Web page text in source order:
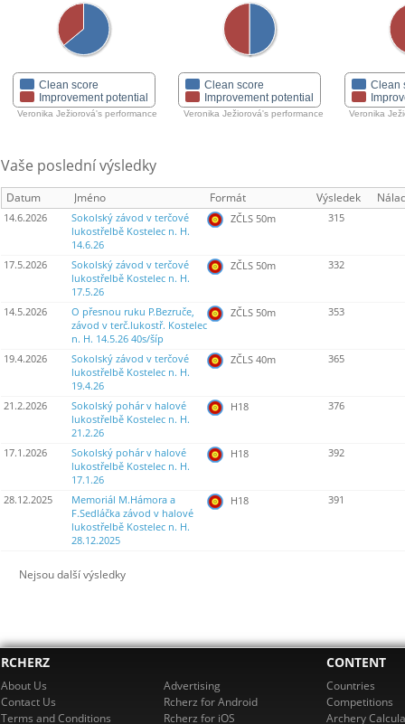
Clean score
Improvement potential
Veronika Ježiorová's performance
Clean score
Improvement potential
Veronika Ježiorová's performance
Clean
Veronika
Vaše poslední výsledky
Datum Jméno Formát Výsledek
14.6.2026
Sokolský závod v terčové
lukostřelbě Kostelec n. H.
14.6.26
ZČLS 50m 315
17.5.2026
Sokolský závod v terčové
lukostřelbě Kostelec n. H.
17.5.26
ZČLS 50m 332
14.5.2026
O přesnou ruku P.Bezruče,
závod v terč.lukostř. Kostelec
n. H. 14.5.26 40s/šíp
ZČLS 50m 353
19.4.2026
Sokolský závod v terčové
lukostřelbě Kostelec n. H.
19.4.26
ZČLS 40m 365
21.2.2026
Sokolský pohár v halové
lukostřelbě Kostelec n. H.
21.2.26
H18 376
17.1.2026
Sokolský pohár v halové
lukostřelbě Kostelec n. H.
17.1.26
H18 392
28.12.2025
Memoriál M.Hámora a
F.Sedláčka závod v halové
lukostřelbě Kostelec n. H.
28.12.2025
H18 391
Nejsou další výsledky
RCHERZ
About Us
Contact Us
Terms and Conditions
Advertising
Rcherz for Android
Rcherz for iOS
CONTENT
Countries
Competitions
Archery